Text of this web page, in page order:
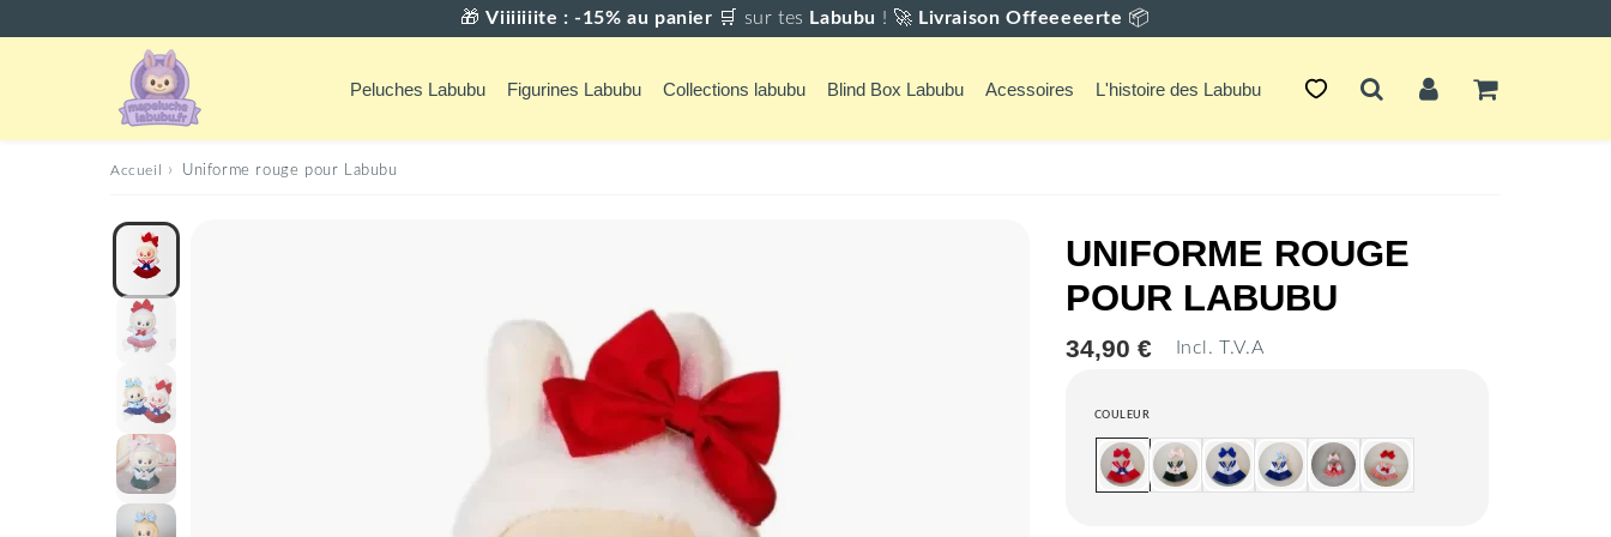
🎁Viiiiiiite : -15% au panier 🛒 sur tes Labubu ! 🚀 Livraison Offeeeeerte 📦
Peluches Labubu Figurines Labubu Collections labubu Blind Box Labubu Acessoires L'histoire des Labubu
Accueil › Uniforme rouge pour Labubu
UNIFORME ROUGE
POUR LABUBU
34,90 €34,90Incl. T.V.A
COULEUR